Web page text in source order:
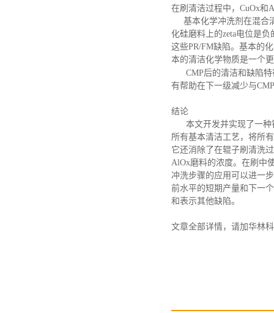
在刷清洁过程中，CuOx和
基本化学冲洗剂在混合
化硅磨料上的zeta电位是
这些PR/FM缺陷。基本的
本的清洁化学物质是一个
CMP后的清洁和缺陷特
有帮助在下一级减少与
结论
本文开发并实现了一种
所有基本清洁工艺，将所
它还消除了在辊子刷清洗
AlOx磨料的浓度。在刷中
冲洗步骤的应用可以进一
前水平的短期产量和下一
和表示其他缺陷。
文章全部详情，请加华林